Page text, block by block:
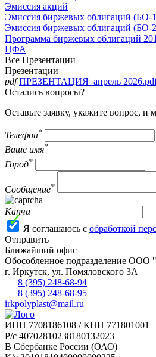
Эмиссия акций
Эмиссия биржевых облигаций (БО-
Эмиссия биржевых облигаций (БО-
Программа биржевых облигаций
ЦФА
Все Презентации
Презентации
pdf ПРЕЗЕНТАЦИЯ_апрель
Остались вопросы?
Оставьте заявку, укажите вопрос,
Телефон*
Ваше имя*
Город*
Сообщение*
Капча
Я соглашаюсь с обработкой
Отправить
Ближайший офис
Обособленное подразделение ООО
г. Иркутск, ул. Помяловского 3А
8 (395) 248-68-94
8 (395) 248-68-95
irkpolyplast@mail.ru
ИНН 7708186108 / КПП 771801001
Р/с 40702810238180132023
В Сбербанке России (ОАО)